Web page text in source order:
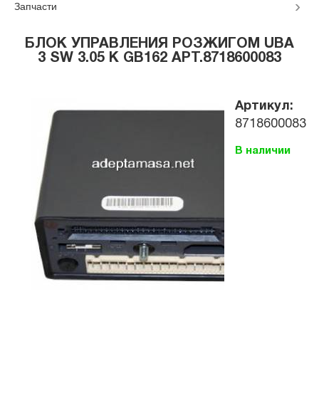
БЛОК УПРАВЛЕНИЯ РОЗЖИГОМ UBA
3 SW 3.05 К GB162 АРТ.8718600083
Артикул:
8718600083
В наличии
Запчасти